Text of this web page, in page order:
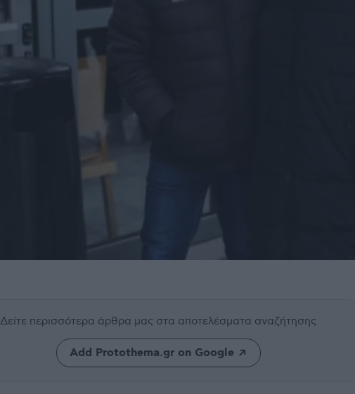
Δείτε περισσότερα άρθρα μας στα αποτελέσματα αναζήτησης
Add Protothema.gr on Google